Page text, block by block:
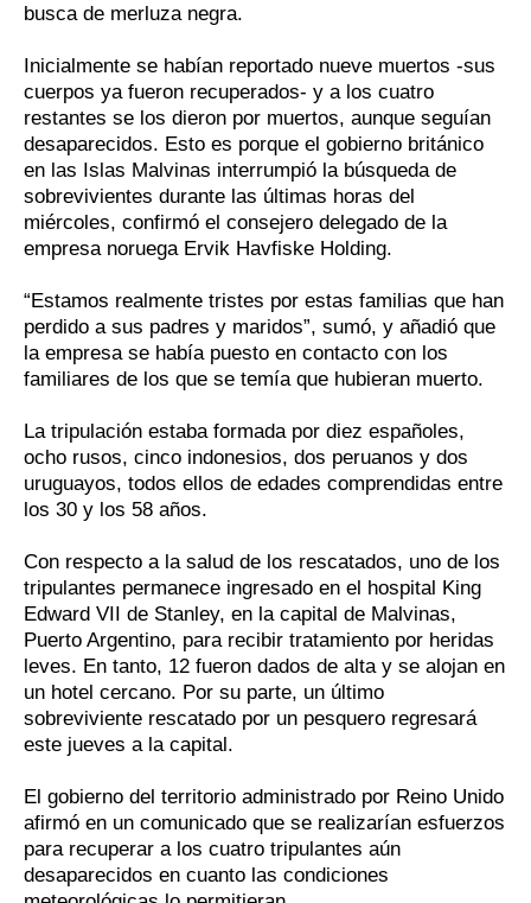
busca de merluza negra.
Inicialmente se habían reportado nueve muertos -sus
cuerpos ya fueron recuperados- y a los cuatro
restantes se los dieron por muertos, aunque seguían
desaparecidos. Esto es porque el gobierno británico
en las Islas Malvinas interrumpió la búsqueda de
sobrevivientes durante las últimas horas del
miércoles, confirmó el consejero delegado de la
empresa noruega Ervik Havfiske Holding.
“Estamos realmente tristes por estas familias que han
perdido a sus padres y maridos”, sumó, y añadió que
la empresa se había puesto en contacto con los
familiares de los que se temía que hubieran muerto.
La tripulación estaba formada por diez españoles,
ocho rusos, cinco indonesios, dos peruanos y dos
uruguayos, todos ellos de edades comprendidas entre
los 30 y los 58 años.
Con respecto a la salud de los rescatados, uno de los
tripulantes permanece ingresado en el hospital King
Edward VII de Stanley, en la capital de Malvinas,
Puerto Argentino, para recibir tratamiento por heridas
leves. En tanto, 12 fueron dados de alta y se alojan en
un hotel cercano. Por su parte, un último
sobreviviente rescatado por un pesquero regresará
este jueves a la capital.
El gobierno del territorio administrado por Reino Unido
afirmó en un comunicado que se realizarían esfuerzos
para recuperar a los cuatro tripulantes aún
desaparecidos en cuanto las condiciones